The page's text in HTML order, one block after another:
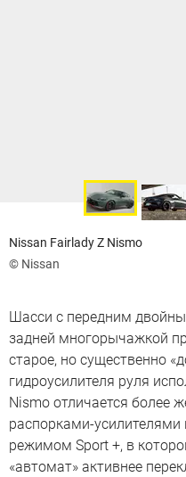
Nissan Fairlady Z Nismo
© Nissan
Шасси с передним
задней многорычажкой
старое, но существенно
гидроусилителя руля
Nismo отличается более
распорками-
режимом Sport +, в
«автомат» активнее